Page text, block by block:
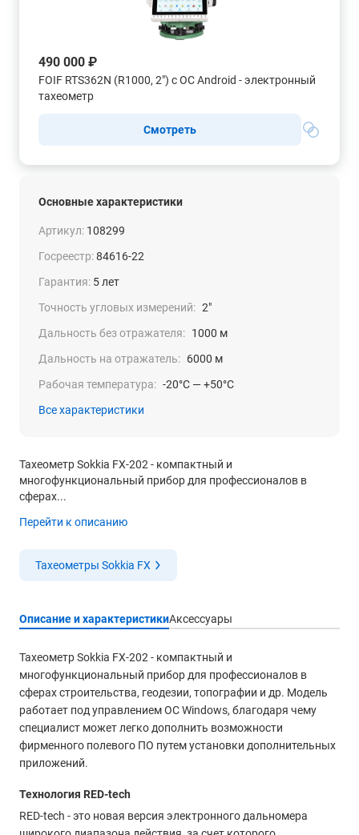
490 000 ₽
FOIF RTS362N (R1000, 2") с ОС Android - электронный
тахеометр
Смотреть
Основные характеристики
Артикул: 108299
Госреестр:84616-22
Гарантия: 5 лет
Точность угловых измерений: 2"
Дальность без отражателя: 1000 м
Дальность на отражатель: 6000 м
Рабочая температура: -20°C — +50°C
Все характеристики
Тахеометр Sokkia FX-202 - компактный и
многофункциональный прибор для профессионалов в
сферах...
Перейти к описанию
Тахеометры Sokkia FX
Описание и характеристикиАксессуары
Тахеометр Sokkia FX-202 - компактный и
многофункциональный прибор для профессионалов в
сферах строительства, геодезии, топографии и др. Модель
работает под управлением ОС Windows, благодаря чему
специалист может легко дополнить возможности
фирменного полевого ПО путем установки дополнительных
приложений.
Технология RED-tech
RED-tech - это новая версия электронного дальномера